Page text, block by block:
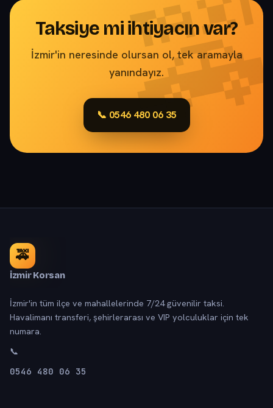
Taksiye mi ihtiyacın var?
İzmir'in neresinde olursan ol, tek aramayla
yanındayız.
📞 0546 480 06 35
🚕
İzmir Korsan
İzmir'in tüm ilçe ve mahallelerinde 7/24 güvenilir taksi.
Havalimanı transferi, şehirlerarası ve VIP yolculuklar için tek
numara.
📞
0546 480 06 35